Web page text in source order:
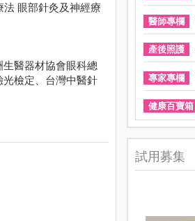
眼部針灸及神經療
⽣醫器材協會眼科總
檢定、台灣中醫針
醫師專欄
產後照護
專家專欄
健康百寶箱
試用募集